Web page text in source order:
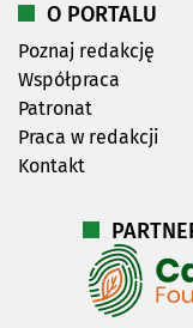
O PORTALU
Poznaj redakcję
Współpraca
Patronat
Praca w redakcji
Kontakt